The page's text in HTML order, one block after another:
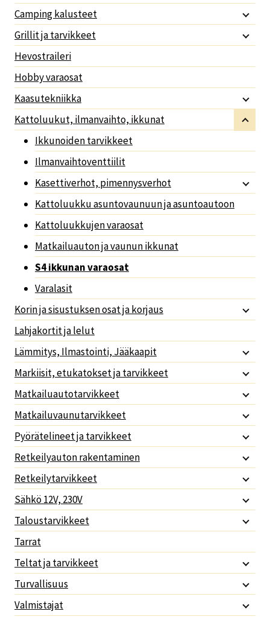
Camping kalusteet
Grillit ja tarvikkeet
Hevostraileri
Hobby varaosat
Kaasutekniikka
Kattoluukut, ilmanvaihto, ikkunat
Ikkunoiden tarvikkeet
Ilmanvaihtoventtiilit
Kasettiverhot, pimennysverhot
Kattoluukku asuntovaunuun ja asuntoautoon
Kattoluukkujen varaosat
Matkailuauton ja vaunun ikkunat
S4 ikkunan varaosat
Varalasit
Korin ja sisustuksen osat ja korjaus
Lahjakortit ja lelut
Lämmitys, Ilmastointi, Jääkaapit
Markiisit, etukatokset ja tarvikkeet
Matkailuautotarvikkeet
Matkailuvaunutarvikkeet
Pyörätelineet ja tarvikkeet
Retkeilyauton rakentaminen
Retkeilytarvikkeet
Sähkö 12V, 230V
Taloustarvikkeet
Tarrat
Teltat ja tarvikkeet
Turvallisuus
Valmistajat